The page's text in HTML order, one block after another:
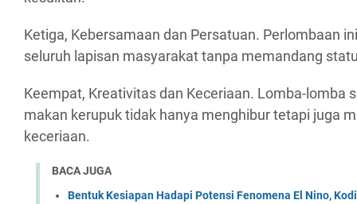
Ketiga, Kebersamaan dan Persatuan. Perlombaan
seluruh lapisan masyarakat tanpa memandang
Keempat, Kreativitas dan Keceriaan. Lomba-lomba
makan kerupuk tidak hanya menghibur tetapi juga
keceriaan.
BACA JUGA
Bentuk Kesiapan Hadapi Potensi Fenomena El Nino,